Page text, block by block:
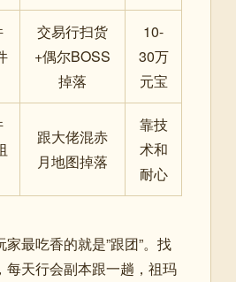
交易行扫货
+偶尔BOSS
掉落
10-
30万
元宝
跟大佬混赤
月地图掉落
靠技
术和
耐心
最吃香的就是”跟团”。找
每天行会副本跟一趟，祖玛